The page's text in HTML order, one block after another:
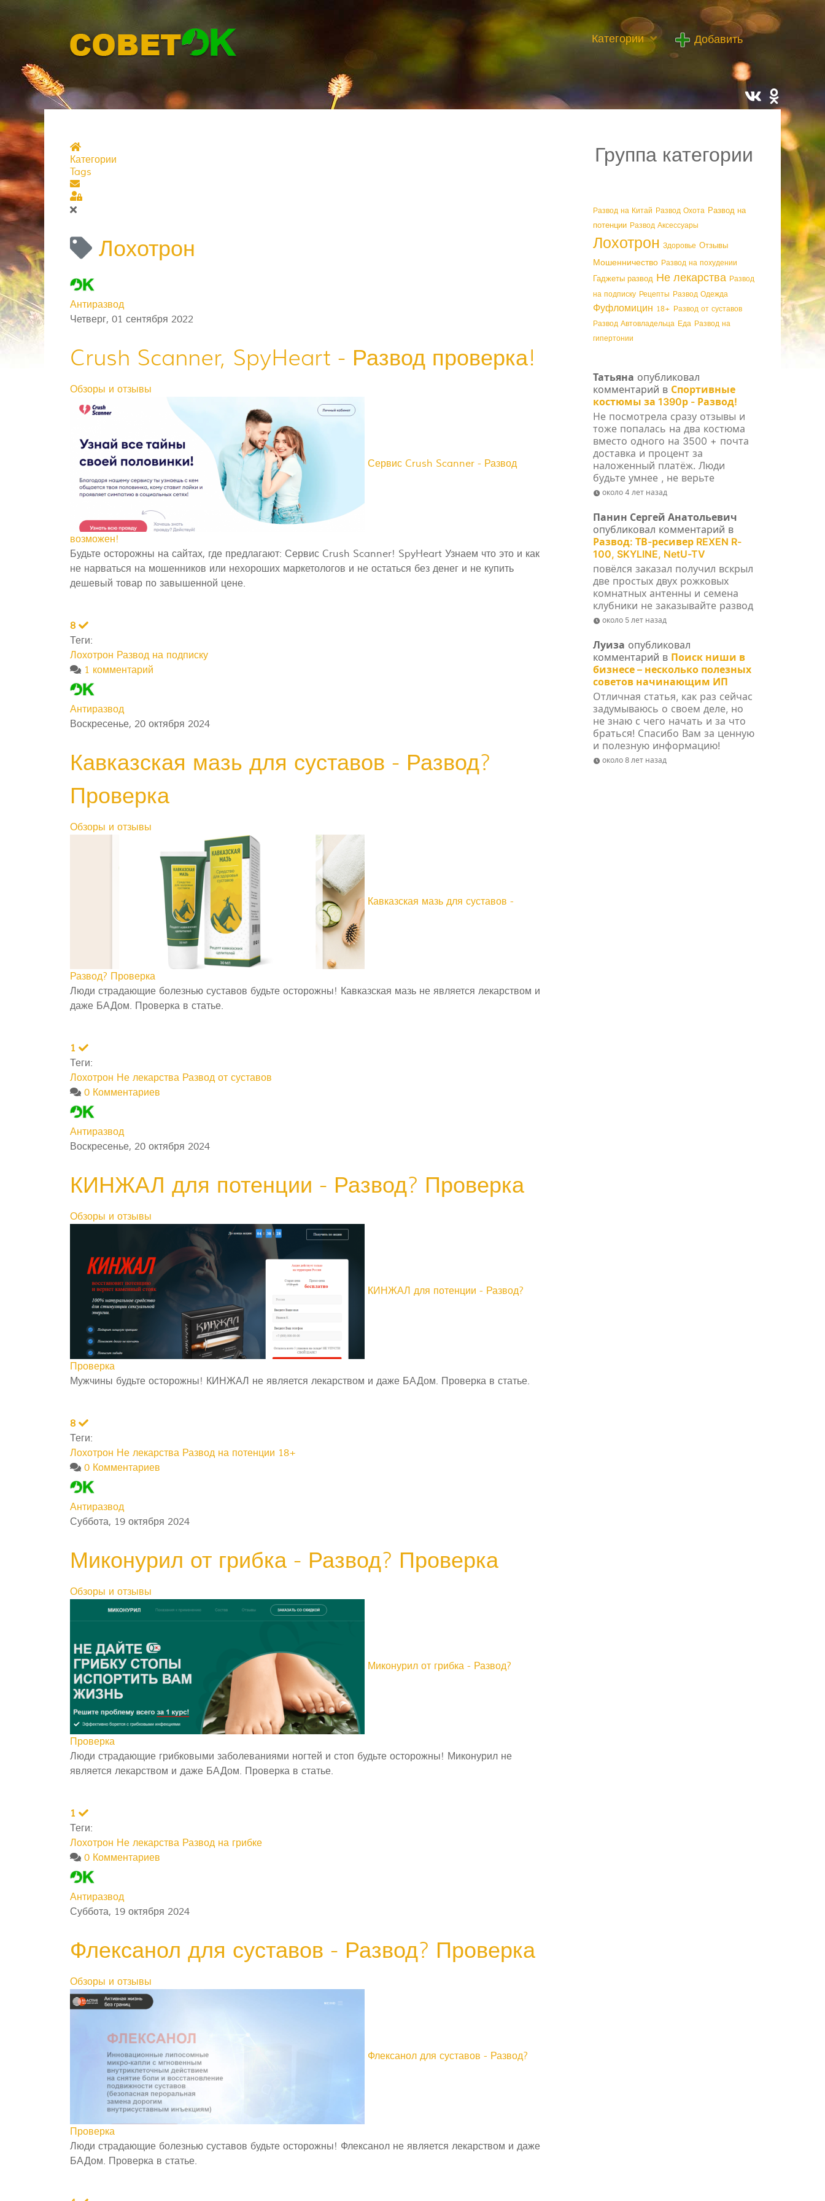
Категории Добавить
Главная страница
Категории
Tags
Подписаться на блог
Sign In
Лохотрон
Антиразвод
Четверг, 01 сентября 2022
Crush Scanner, SpyHeart - Развод проверка!
Обзоры и отзывы
Сервис Crush Scanner - Развод
возможен!
Будьте осторожны на сайтах, где предлагают: Сервис Crush Scanner! SpyHeart Узнаем что это и как
не нарваться на мошенников или нехороших маркетологов и не остаться без денег и не купить
дешевый товар по завышенной цене.
8
Теги:
Лохотрон Развод на подписку
1 комментарий
Антиразвод
Воскресенье, 20 октября 2024
Кавказская мазь для суставов - Развод?
Проверка
Обзоры и отзывы
Кавказская мазь для суставов -
Развод? Проверка
Люди страдающие болезнью суставов будьте осторожны! Кавказская мазь не является лекарством и
даже БАДом. Проверка в статье.
1
Теги:
Лохотрон Не лекарства Развод от суставов
0 Комментариев
Антиразвод
Воскресенье, 20 октября 2024
КИНЖАЛ для потенции - Развод? Проверка
Обзоры и отзывы
КИНЖАЛ для потенции - Развод?
Проверка
Мужчины будьте осторожны! КИНЖАЛ не является лекарством и даже БАДом. Проверка в статье.
8
Теги:
Лохотрон Не лекарства Развод на потенции 18+
0 Комментариев
Антиразвод
Суббота, 19 октября 2024
Миконурил от грибка - Развод? Проверка
Обзоры и отзывы
Миконурил от грибка - Развод?
Проверка
Люди страдающие грибковыми заболеваниями ногтей и стоп будьте осторожны! Миконурил не
является лекарством и даже БАДом. Проверка в статье.
1
Теги:
Лохотрон Не лекарства Развод на грибке
0 Комментариев
Антиразвод
Суббота, 19 октября 2024
Флексанол для суставов - Развод? Проверка
Обзоры и отзывы
Флексанол для суставов - Развод?
Проверка
Люди страдающие болезнью суставов будьте осторожны! Флексанол не является лекарством и даже
БАДом. Проверка в статье.
Группа категории
Развод на Китай Развод Охота Развод на
потенции Развод Аксессуары
Лохотрон Здоровье Отзывы
Мошенничество Развод на похудении
Гаджеты развод Не лекарства Развод
на подписку Рецепты Развод Одежда
Фуфломицин 18+ Развод от суставов
Развод Автовладельца Еда Развод на
гипертонии
Татьяна опубликовал
комментарий в Спортивные
костюмы за 1390р - Развод!
Не посмотрела сразу отзывы и
тоже попалась на два костюма
вместо одного на 3500 + почта
доставка и процент за
наложенный платёж. Люди
будьте умнее , не верьте
около 4 лет назад
Панин Сергей Анатольевич
опубликовал комментарий в
Развод: ТВ-ресивер REXEN R-
100, SKYLINE, NetU-TV
повёлся заказал получил вскрыл
две простых двух рожковых
комнатных антенны и семена
клубники не заказывайте развод
около 5 лет назад
Луиза опубликовал
комментарий в Поиск ниши в
бизнесе – несколько полезных
советов начинающим ИП
Отличная статья, как раз сейчас
задумываюсь о своем деле, но
не знаю с чего начать и за что
браться! Спасибо Вам за ценную
и полезную информацию!
около 8 лет назад